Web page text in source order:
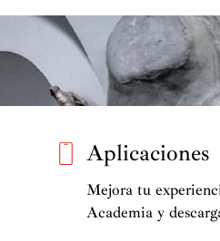
Aplicaciones
Mejora tu
Academia y